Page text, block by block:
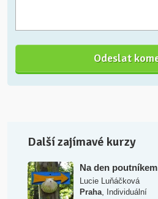
Další zajímavé kurzy
Na den poutníkem
Lucie Luňáčková
Praha, Individuální